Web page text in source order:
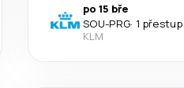
po 15 bře
SOU-PRG· 1 přestup
KLM